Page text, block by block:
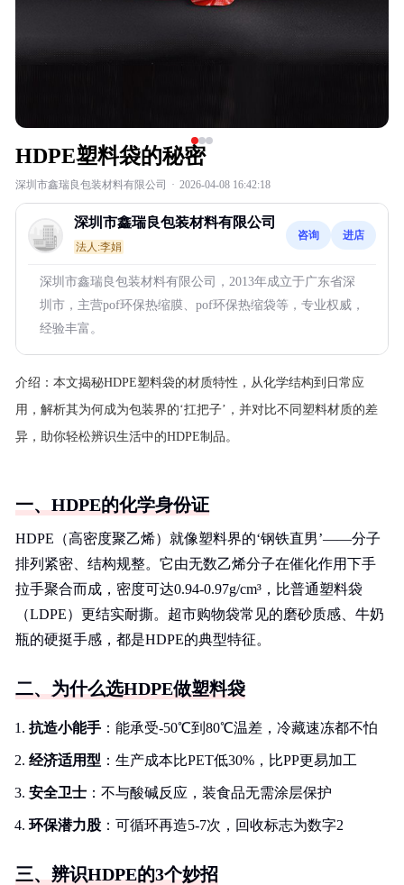
HDPE塑料袋的秘密
深圳市鑫瑞良包装材料有限公司 · 2026-04-08 16:42:18
深圳市鑫瑞良包装材料有限公司
法人:李娟
咨询 进店
深圳市鑫瑞良包装材料有限公司，2013年成立于广东省深
圳市，主营pof环保热缩膜、pof环保热缩袋等，专业权威，
经验丰富。
介绍： 本文揭秘HDPE塑料袋的材质特性，从化学结构到日常应
用，解析其为何成为包装界的‘扛把子’，并对比不同塑料材质的差
异，助你轻松辨识生活中的HDPE制品。
一、HDPE的化学身份证
HDPE（高密度聚乙烯）就像塑料界的‘钢铁直男’——分子
排列紧密、结构规整。它由无数乙烯分子在催化作用下手
拉手聚合而成，密度可达0.94-0.97g/cm³，比普通塑料袋
（LDPE）更结实耐撕。超市购物袋常见的磨砂质感、牛奶
瓶的硬挺手感，都是HDPE的典型特征。
二、为什么选HDPE做塑料袋
抗造小能手 ：能承受-50℃到80℃温差，冷藏速冻都不怕
经济适用型 ：生产成本比PET低30%，比PP更易加工
安全卫士 ：不与酸碱反应，装食品无需涂层保护
环保潜力股 ：可循环再造5-7次，回收标志为数字2
三、辨识HDPE的3个妙招